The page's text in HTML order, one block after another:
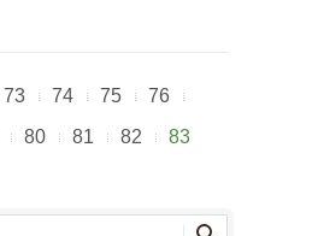
73 74 75
76
80 81 82 83